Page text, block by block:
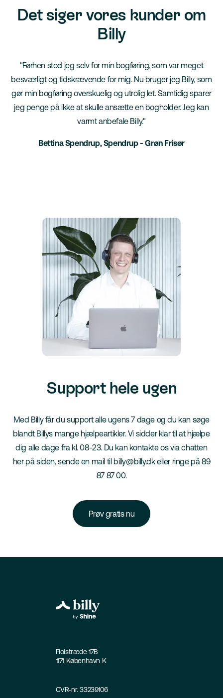
Det siger vores kunder om
Billy
"Førhen stod jeg selv for min bogføring, som var meget
besværligt og tidskrævende for mig. Nu bruger jeg Billy, som
gør min bogføring overskuelig og utrolig let. Samtidig sparer
jeg penge på ikke at skulle ansætte en bogholder. Jeg kan
varmt anbefale Billy."
Bettina Spendrup, Spendrup - Grøn Frisør
Support hele ugen
Med Billy får du support alle ugens 7 dage og du kan søge
blandt Billys mange hjælpeartikler. Vi sidder klar til at hjælpe
dig alle dage fra kl. 08-23. Du kan kontakte os via chatten
her på siden, sende en mail til billy@billy.dk eller ringe på 89
87 87 00.
Prøv gratis nu
Fiolstræde 17B
1171 København K
CVR-nr. 33239106